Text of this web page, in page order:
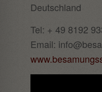
Deutschland
Tel: + 49 8192
Email: